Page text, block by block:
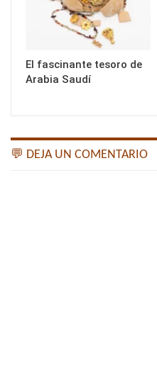
El fascinante tesoro de
Arabia Saudí
💬 DEJA UN COMENTARIO